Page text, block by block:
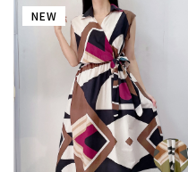
NEW